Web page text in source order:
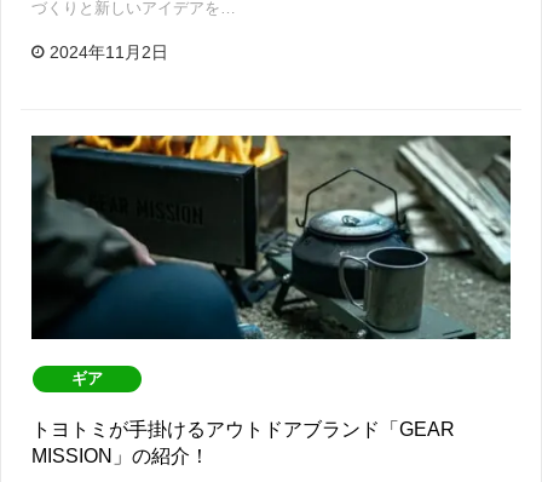
づくりと新しいアイデアを…
2024年11月2日
ギア
トヨトミが手掛けるアウトドアブランド「GEAR
MISSION」の紹介！